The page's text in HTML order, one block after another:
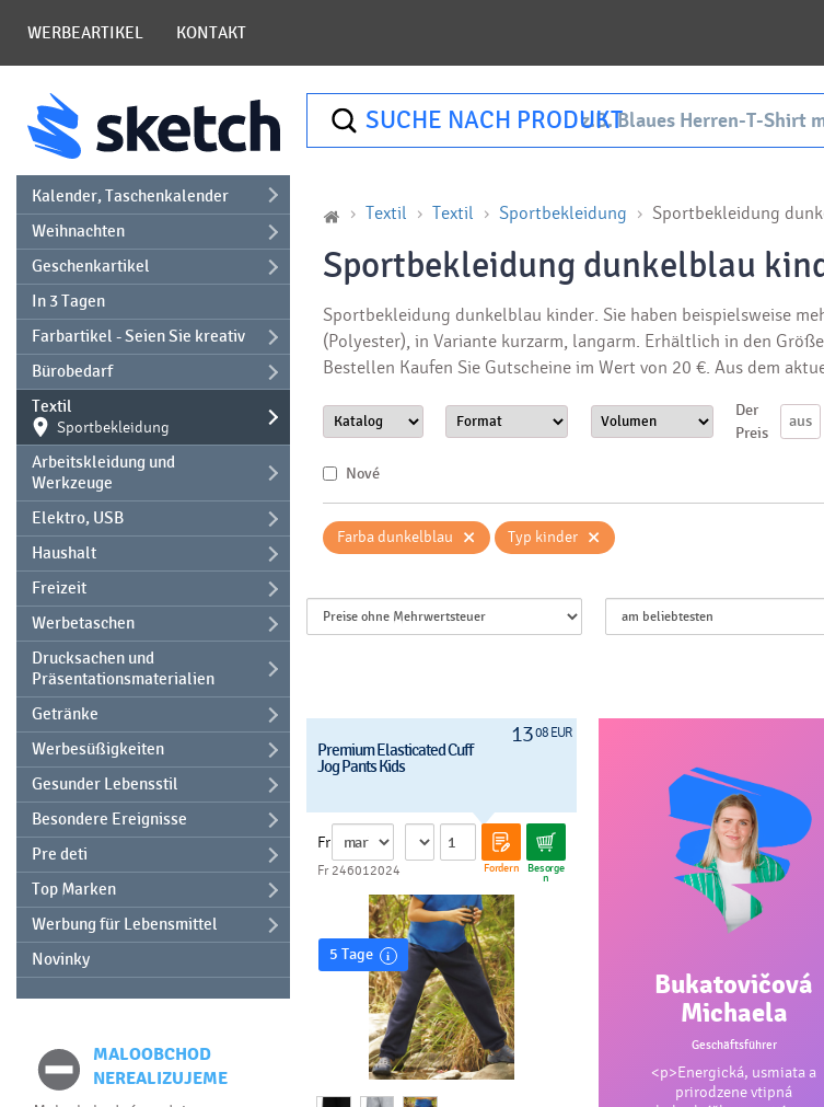
WERBEARTIKEL KONTAKT
SUCHE NACH PRODUKT
Kalender, Taschenkalender
Weihnachten
Geschenkartikel
In 3 Tagen
Farbartikel - Seien Sie kreativ
Bürobedarf
Textil
Sportbekleidung
Arbeitskleidung und
Werkzeuge
Elektro, USB
Haushalt
Freizeit
Werbetaschen
Drucksachen und
Präsentationsmaterialien
Getränke
Werbesüßigkeiten
Gesunder Lebensstil
Besondere Ereignisse
Pre deti
Top Marken
Werbung für Lebensmittel
Novinky
MALOOBCHOD
NEREALIZUJEME
Textil Textil Sportbekleidung Sportbekleidung
Sportbekleidung dunkelblau
Sportbekleidung dunkelblau kinder. Sie haben beispielsweise
(Polyester), in Variante kurzarm, langarm. Erhältlich in den
Bestellen Kaufen Sie Gutscheine im Wert von 20 €. Aus dem
Der
Preis
Nové
Farba dunkelblau × Typ kinder ×
1308 EUR
Premium Elasticated Cuff
Jog Pants Kids
Fr
Fordern Besorge
n
Fr 246012024
5 Tage
Bukatovičová
Michaela
Geschäftsführer
<p>Energická, usmiata a
prirodzene vtipná